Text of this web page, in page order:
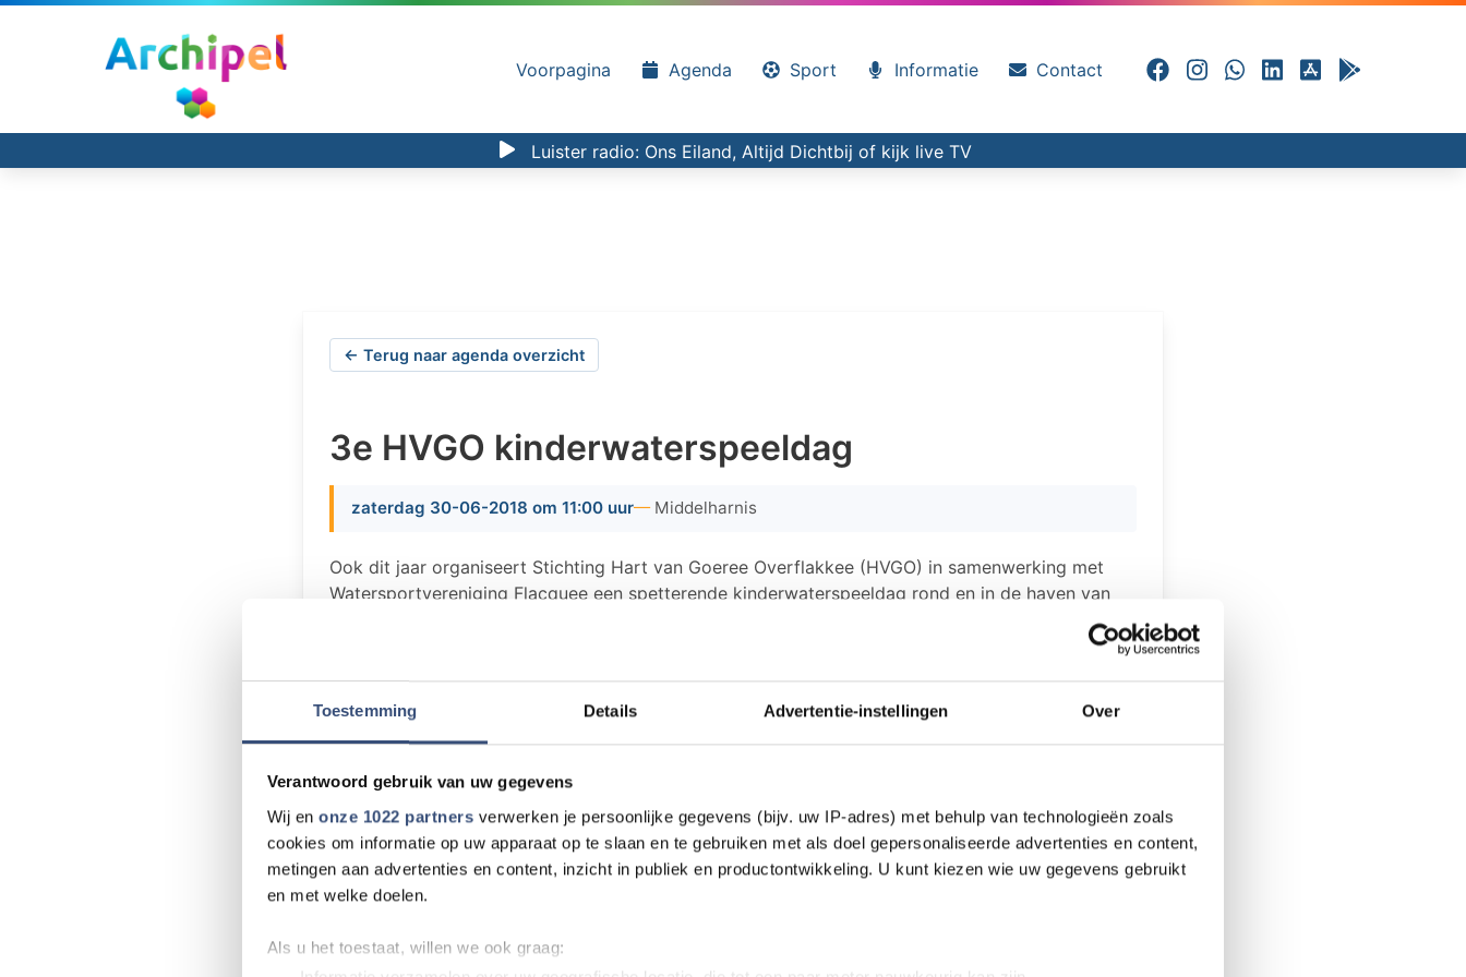
Toestemming Details Advertentie-instellingen Over
Verantwoord gebruik van uw gegevens
Wij en onze 1022 partners verwerken je persoonlijke gegevens (bijv. uw IP-adres) met behulp van technologieën zoals
cookies om informatie op uw apparaat op te slaan en te gebruiken met als doel gepersonaliseerde advertenties en content,
metingen aan advertenties en content, inzicht in publiek en productontwikkeling. U kunt kiezen wie uw gegevens gebruikt
en met welke doelen.
Als u het toestaat, willen we ook graag:
Voorpagina Agenda Sport Informatie Contact
Luister radio: Ons Eiland, Altijd Dichtbij of kijk live TV
← Terug naar agenda overzicht
3e HVGO kinderwaterspeeldag
zaterdag 30-06-2018 om 11:00 uur Middelharnis
Ook dit jaar organiseert Stichting Hart van Goeree Overflakkee (HVGO) in samenwerking met
Watersportvereniging Flacquee een spetterende kinderwaterspeeldag rond en in de haven van
haven zal er genoeg te doen zijn. Denk aan suppen, kajakken en rollen over het water in een
kinderen onder het genot van een hapje en drankje.
De kinderwaterspeeldag vindt plaats op 30 juni tussen 11:00 en 16:00 uur bij de haven
van Middelharnis. Entree is € 3,- per kind. Meer informatie vindt u op
www.hartvangoereeoverflakkee.nl .
Meer nieuws van Goeree-Overflakkee: